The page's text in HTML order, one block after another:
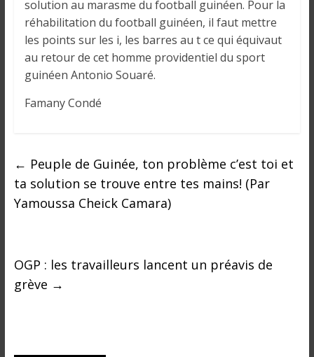
solution au marasme du football guinéen. Pour la
réhabilitation du football guinéen, il faut mettre
les points sur les i, les barres au t ce qui équivaut
au retour de cet homme providentiel du sport
guinéen Antonio Souaré.
Famany Condé
← Peuple de Guinée, ton problème c’est toi et
ta solution se trouve entre tes mains! (Par
Yamoussa Cheick Camara)
OGP : les travailleurs lancent un préavis de
grève →